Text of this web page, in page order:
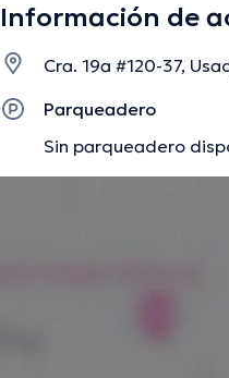
Información de
Cra. 19a #120-37,
Parqueadero
Sin parqueadero